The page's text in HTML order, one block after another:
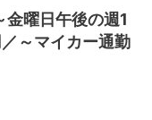
金曜日午後の週1
～マイカー通勤